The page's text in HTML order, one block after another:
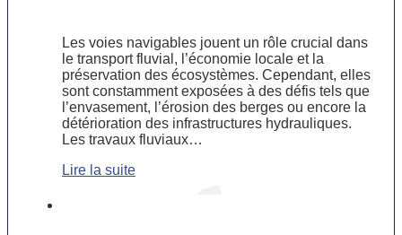
Les voies navigables jouent un rôle crucial dans
le transport fluvial, l’économie locale et la
préservation des écosystèmes. Cependant, elles
sont constamment exposées à des défis tels que
l’envasement, l’érosion des berges ou encore la
détérioration des infrastructures hydrauliques.
Les travaux fluviaux…
Lire la suite